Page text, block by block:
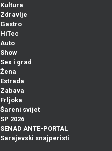
Kultura
Zdravlje
Gastro
HiTec
Auto
Show
Sex i grad
Žena
Estrada
Zabava
Frljoka
Šareni svijet
SP 2026
SENAD ANTE-PORTAL
Sarajevski snajperisti